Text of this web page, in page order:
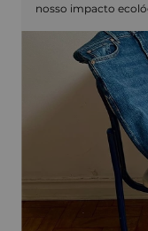
nosso impacto